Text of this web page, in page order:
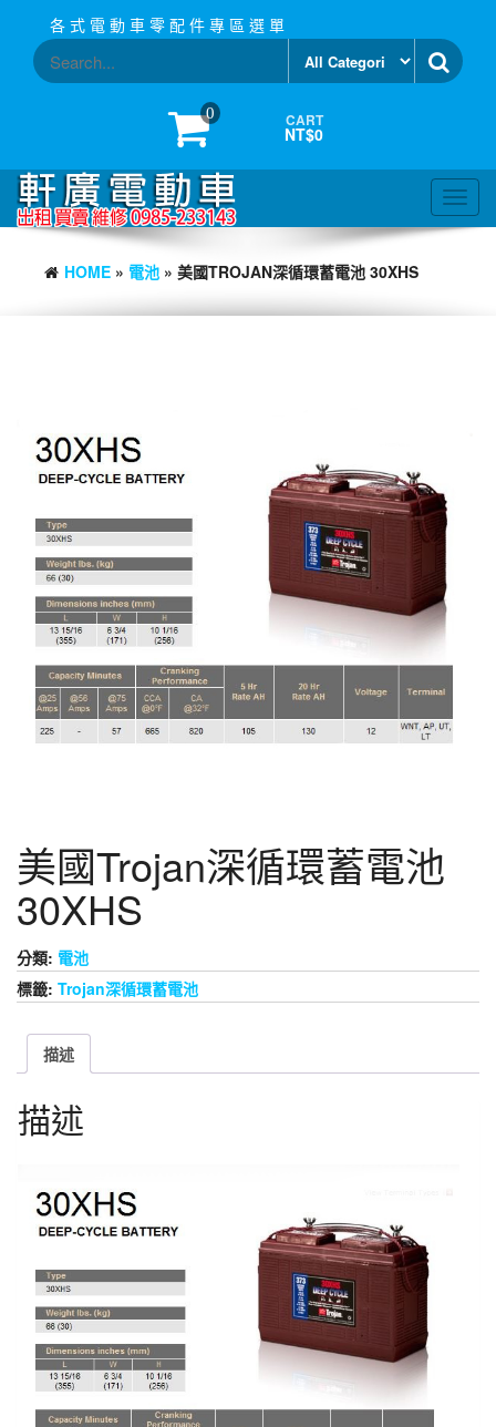
content
各 式 電 動 車 零 配 件 專 區 選 單
0 CART
NT$0
HOME » 電池 » 美國TROJAN深循環蓄電池 30XHS
美國Trojan深循環蓄電池
30XHS
分類: 電池
標籤: Trojan深循環蓄電池
描述
描述